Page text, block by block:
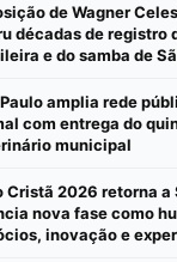
de Wagner
décadas de registro
e do samba de
amplia rede
com entrega do
municipal
Cristã 2026 retorna a
nova fase como
inovação e